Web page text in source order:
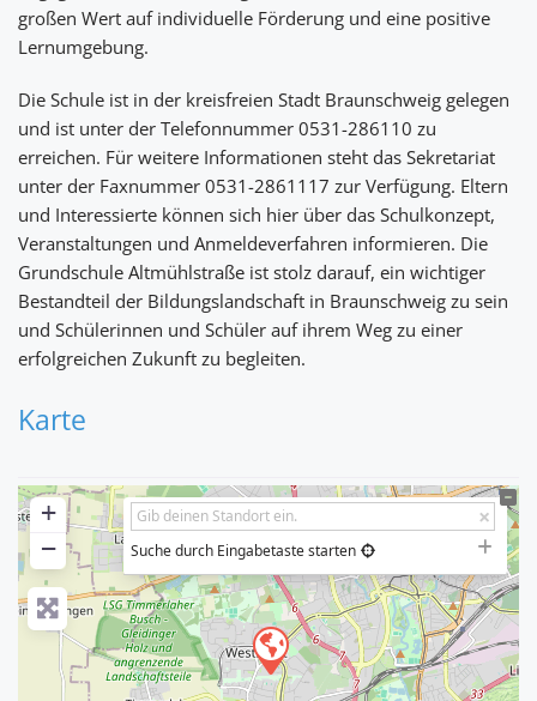
großen Wert auf individuelle Förderung und eine positive
Lernumgebung.
Die Schule ist in der kreisfreien Stadt Braunschweig gelegen
und ist unter der Telefonnummer 0531-286110 zu
erreichen. Für weitere Informationen steht das Sekretariat
unter der Faxnummer 0531-2861117 zur Verfügung. Eltern
und Interessierte können sich hier über das Schulkonzept,
Veranstaltungen und Anmeldeverfahren informieren. Die
Grundschule Altmühlstraße ist stolz darauf, ein wichtiger
Bestandteil der Bildungslandschaft in Braunschweig zu sein
und Schülerinnen und Schüler auf ihrem Weg zu einer
erfolgreichen Zukunft zu begleiten.
Karte
+
−
Suche durch Eingabetaste starten